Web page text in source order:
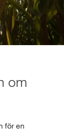
om
för en